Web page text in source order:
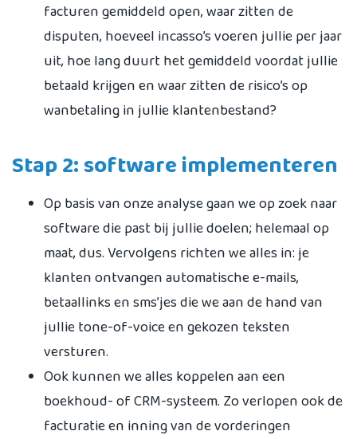
facturen gemiddeld open, waar zitten de
disputen, hoeveel incasso’s voeren jullie per jaar
uit, hoe lang duurt het gemiddeld voordat jullie
betaald krijgen en waar zitten de risico’s op
wanbetaling in jullie klantenbestand?
Stap 2: software implementeren
Op basis van onze analyse gaan we op zoek naar
software die past bij jullie doelen; helemaal op
maat, dus. Vervolgens richten we alles in: je
klanten ontvangen automatische e-mails,
betaallinks en sms’jes die we aan de hand van
jullie tone-of-voice en gekozen teksten
versturen.
Ook kunnen we alles koppelen aan een
boekhoud- of CRM-systeem. Zo verlopen ook de
facturatie en inning van de vorderingen